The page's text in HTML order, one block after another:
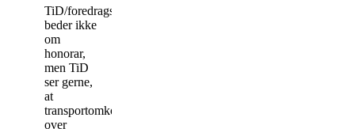
TiD/foredragsholderen
beder ikke
om
honorar,
men TiD
ser gerne,
at
transportomkostninger
over